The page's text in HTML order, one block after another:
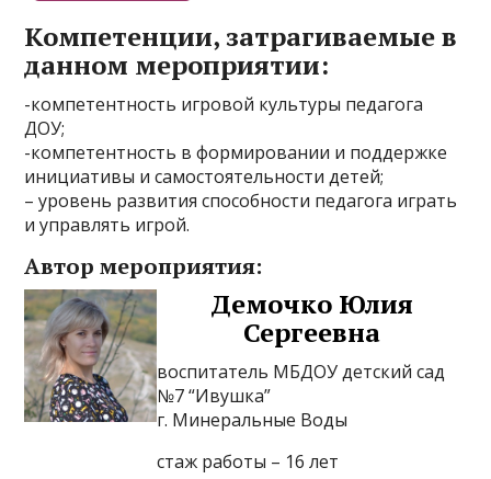
Компетенции, затрагиваемые в
данном мероприятии:
-компетентность игровой культуры педагога
ДОУ;
-компетентность в формировании и поддержке
инициативы и самостоятельности детей;
– уровень развития способности педагога играть
и управлять игрой.
Автор мероприятия:
Демочко Юлия
Сергеевна
воспитатель МБДОУ детский сад
№7 “Ивушка”
г. Минеральные Воды
стаж работы – 16 лет